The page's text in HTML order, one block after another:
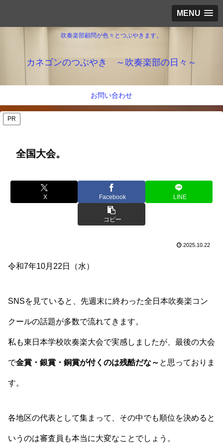
MENU
吹奏楽部顧問が色々とつぶやきます。
カネゴンのつぶやき ～吹奏楽部の日々～
お問い合わせ
PR
全国大会。
X Facebook LINE
コピー
2025.10.22
令和7年10月22日（水）
SNSを見ていると、先週末に終わった全日本吹奏楽コン
クールの話題が多数で流れてきます。
私も東日本学校吹奏楽大会で実感しましたが、最後の大会
で金賞・銀賞・銅賞が付くのは残酷だな～ と思っておりま
す。
各地区の代表として集まって、その中でも順位を決めると
いうのは審査員も本当に大変なことでしょう。